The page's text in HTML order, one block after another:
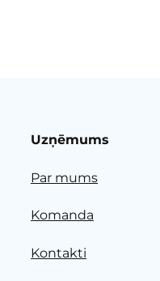
Uzņēmums
Par mums
Komanda
Kontakti